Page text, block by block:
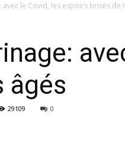
le Covid, les espoirs brisés de
âgés
29109 0